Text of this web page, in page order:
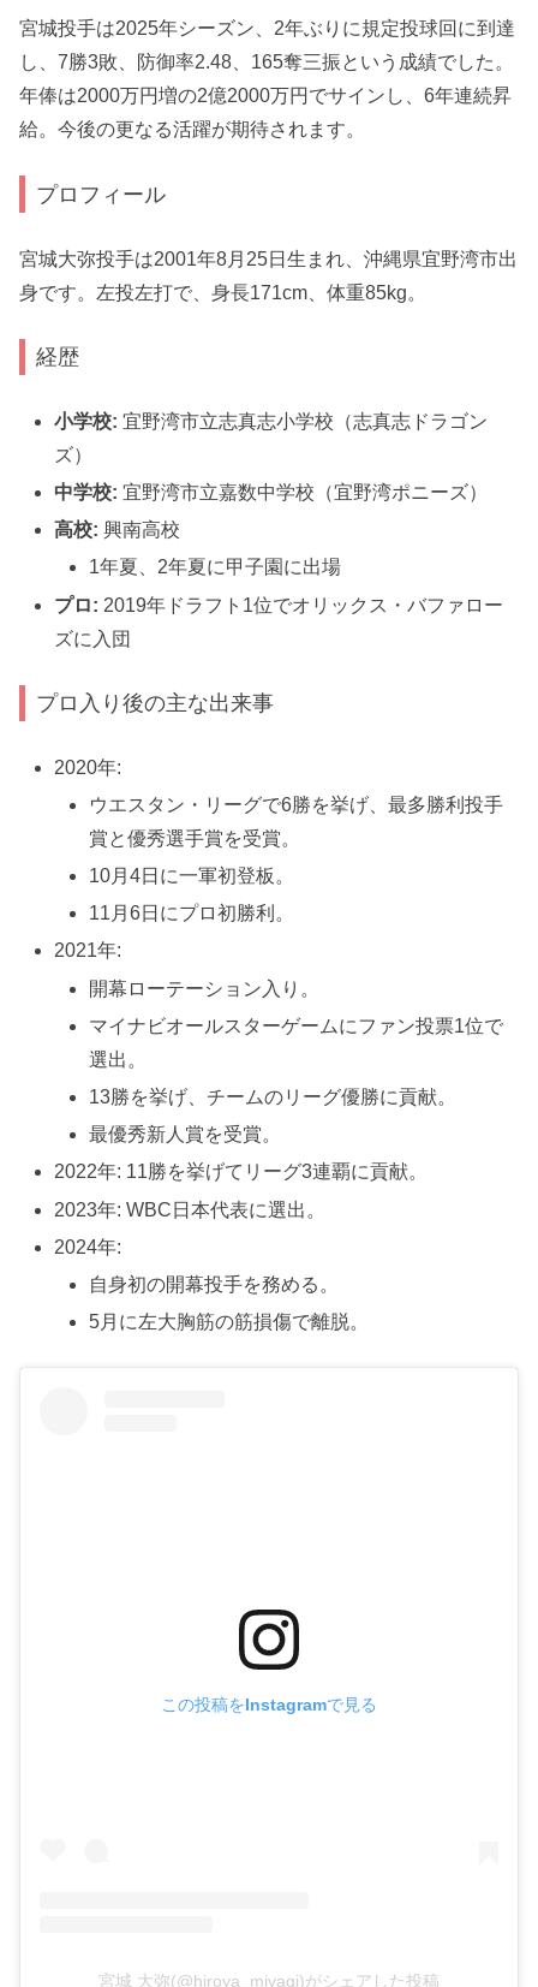
宮城投手は2025年シーズン、2年ぶりに規定投球回に到達
し、7勝3敗、防御率2.48、165奪三振という成績でした。
年俸は2000万円増の2億2000万円でサインし、6年連続昇
給。今後の更なる活躍が期待されます。
プロフィール
宮城大弥投手は2001年8月25日生まれ、沖縄県宜野湾市出
身です。左投左打で、身長171cm、体重85kg。
経歴
小学校: 宜野湾市立志真志小学校（志真志ドラゴン
ズ）
中学校: 宜野湾市立嘉数中学校（宜野湾ポニーズ）
高校: 興南高校
1年夏、2年夏に甲子園に出場
プロ: 2019年ドラフト1位でオリックス・バファロー
ズに入団
プロ入り後の主な出来事
2020年:
ウエスタン・リーグで6勝を挙げ、最多勝利投手
賞と優秀選手賞を受賞。
10月4日に一軍初登板。
11月6日にプロ初勝利。
2021年:
開幕ローテーション入り。
マイナビオールスターゲームにファン投票1位で
選出。
13勝を挙げ、チームのリーグ優勝に貢献。
最優秀新人賞を受賞。
2022年: 11勝を挙げてリーグ3連覇に貢献。
2023年: WBC日本代表に選出。
2024年:
自身初の開幕投手を務める。
5月に左大胸筋の筋損傷で離脱。
この投稿をInstagramで見る
宮城 大弥(@hiroya_miyagi)がシェアした投稿